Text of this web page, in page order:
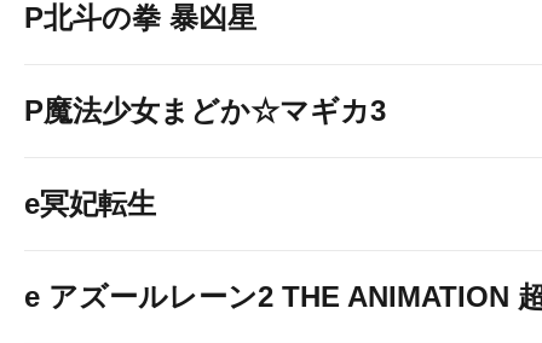
P北斗の拳 暴凶星
P魔法少女まどか☆マギカ3
e冥妃転生
e アズールレーン2 THE ANIMATION